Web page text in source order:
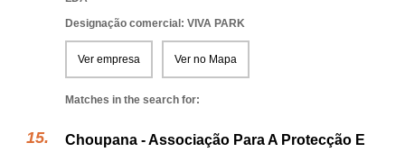
Designação comercial: VIVA PARK
Ver empresa Ver no Mapa
Matches in the search for:
Choupana - Associação Para A Protecção E